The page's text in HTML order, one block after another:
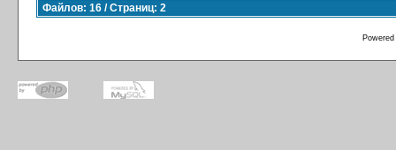
Файлов: 16 / Страниц: 2